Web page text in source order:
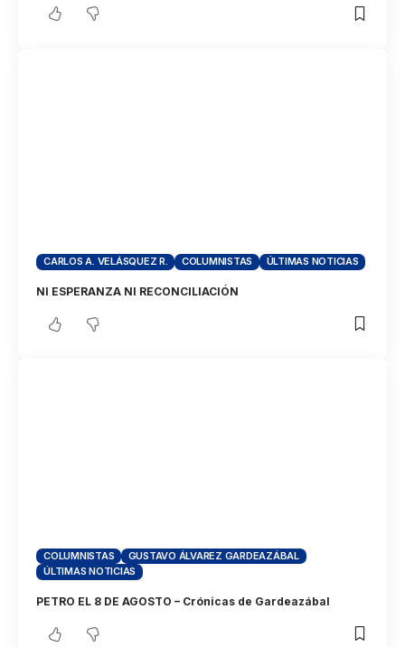
CARLOS A. VELÁSQUEZ R. COLUMNISTAS ÚLTIMAS NOTICIAS
NI ESPERANZA NI RECONCILIACIÓN
COLUMNISTAS
GUSTAVO ÁLVAREZ GARDEAZÁBAL
ÚLTIMAS NOTICIAS
PETRO EL 8 DE AGOSTO – Crónicas de Gardeazábal